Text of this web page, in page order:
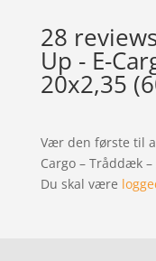
28
Up - E-
20x2,35
Vær den første til
Cargo – Tråddæk –
Du skal være